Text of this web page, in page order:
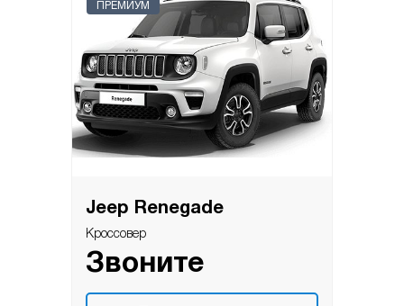
ПРЕМИУМ
Jeep Renegade
Кроссовер
Звоните